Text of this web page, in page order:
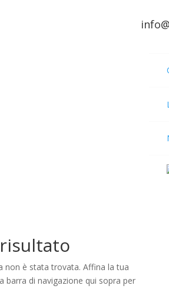
non è stata trovata. Affina la tua
barra di navigazione qui sopra per